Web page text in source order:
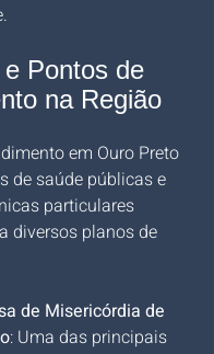
Pontos de
na Região
em Ouro Preto
de saúde públicas e
particulares
diversos planos de
de Misericórdia de
: Uma das principais